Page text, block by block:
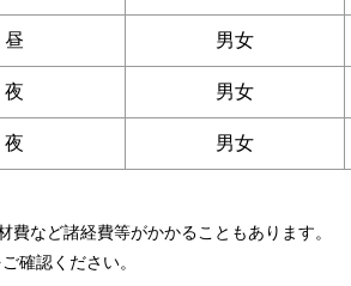
昼 男女
夜 男女
夜 男女
など諸経費等がかかることもあります。
確認ください。